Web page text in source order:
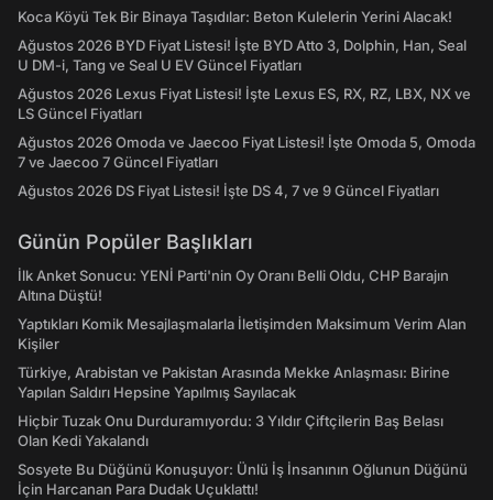
Koca Köyü Tek Bir Binaya Taşıdılar: Beton Kulelerin Yerini Alacak!
Ağustos 2026 BYD Fiyat Listesi! İşte BYD Atto 3, Dolphin, Han, Seal
U DM-i, Tang ve Seal U EV Güncel Fiyatları
Ağustos 2026 Lexus Fiyat Listesi! İşte Lexus ES, RX, RZ, LBX, NX ve
LS Güncel Fiyatları
Ağustos 2026 Omoda ve Jaecoo Fiyat Listesi! İşte Omoda 5, Omoda
7 ve Jaecoo 7 Güncel Fiyatları
Ağustos 2026 DS Fiyat Listesi! İşte DS 4, 7 ve 9 Güncel Fiyatları
Günün Popüler Başlıkları
İlk Anket Sonucu: YENİ Parti'nin Oy Oranı Belli Oldu, CHP Barajın
Altına Düştü!
Yaptıkları Komik Mesajlaşmalarla İletişimden Maksimum Verim Alan
Kişiler
Türkiye, Arabistan ve Pakistan Arasında Mekke Anlaşması: Birine
Yapılan Saldırı Hepsine Yapılmış Sayılacak
Hiçbir Tuzak Onu Durduramıyordu: 3 Yıldır Çiftçilerin Baş Belası
Olan Kedi Yakalandı
Sosyete Bu Düğünü Konuşuyor: Ünlü İş İnsanının Oğlunun Düğünü
İçin Harcanan Para Dudak Uçuklattı!